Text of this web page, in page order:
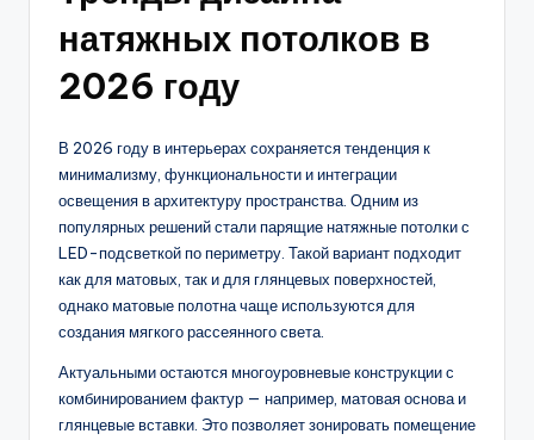
натяжных потолков в
2026 году
В 2026 году в интерьерах сохраняется тенденция к
минимализму, функциональности и интеграции
освещения в архитектуру пространства. Одним из
популярных решений стали парящие натяжные потолки с
LED-подсветкой по периметру. Такой вариант подходит
как для матовых, так и для глянцевых поверхностей,
однако матовые полотна чаще используются для
создания мягкого рассеянного света.
Актуальными остаются многоуровневые конструкции с
комбинированием фактур — например, матовая основа и
глянцевые вставки. Это позволяет зонировать помещение